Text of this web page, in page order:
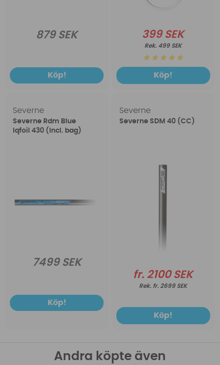
879 SEK
Köp!
399 SEK
499 SEK
Köp!
Severne
Severne Rdm Blue
Iqfoil 430 (Incl. bag)
7499 SEK
Köp!
Severne
Severne SDM 40 (CC)
fr. 2100 SEK
fr. 2699 SEK
Köp!
Andra köpte även